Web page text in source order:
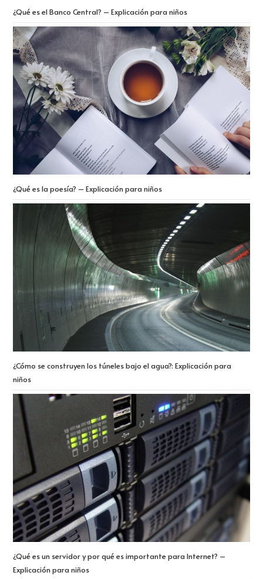
¿Qué es el Banco Central? – Explicación para niños
¿Qué es la poesía? – Explicación para niños
¿Cómo se construyen los túneles bajo el agua?: Explicación para
niños
¿Qué es un servidor y por qué es importante para Internet? –
Explicación para niños